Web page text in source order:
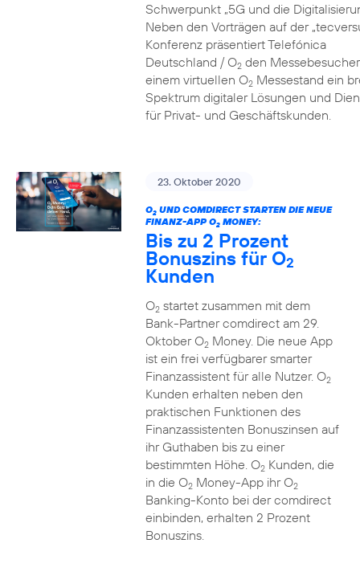
Schwerpunkt „5G und die
Neben den Vorträgen auf der
Konferenz präsentiert Telefónica
Deutschland / O2den
einem virtuellen O2Messestand ein
Spektrum digitaler Lösungen und
für Privat- und Geschäftskunden.
23. Oktober 2020
O2UND COMDIRECT STARTEN DIE NEUE
FINANZ-APP O2MONEY:
Bis zu 2 Prozent
Bonuszins für O2
Kunden
O2startet zusammen mit dem
Bank-Partner comdirect am 29.
Oktober O2Money. Die neue App
ist ein frei verfügbarer smarter
Finanzassistent für alle Nutzer. O2
Kunden erhalten neben den
praktischen Funktionen des
Finanzassistenten Bonuszinsen auf
ihr Guthaben bis zu einer
bestimmten Höhe. O2Kunden, die
in die O2Money-App ihr O2
Banking-Konto bei der comdirect
einbinden, erhalten 2 Prozent
Bonuszins.